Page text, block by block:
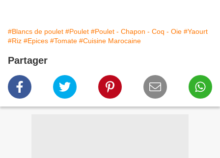
#Blancs de poulet #Poulet #Poulet - Chapon - Coq - Oie #Yaourt
#Riz #Epices #Tomate #Cuisine Marocaine
Partager